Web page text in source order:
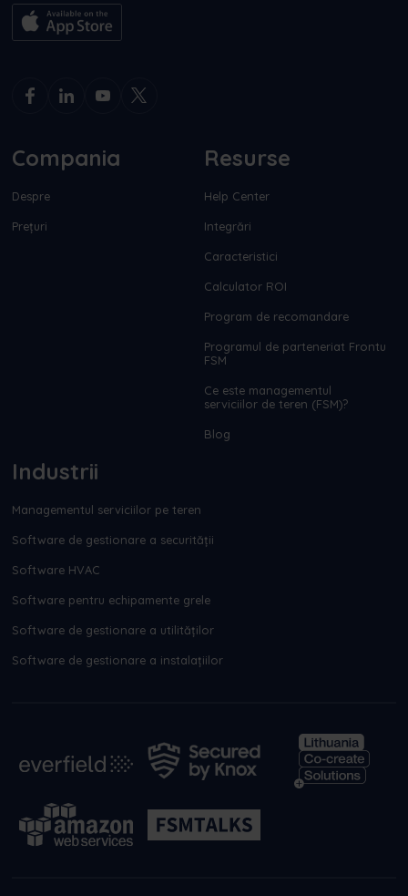
Compania
Despre
Prețuri
Resurse
Help Center
Integrări
Caracteristici
Calculator ROI
Program de recomandare
Programul de parteneriat Frontu
FSM
Ce este managementul
serviciilor de teren (FSM)?
Blog
Industrii
Managementul serviciilor pe teren
Software de gestionare a securității
Software HVAC
Software pentru echipamente grele
Software de gestionare a utilităților
Software de gestionare a instalațiilor